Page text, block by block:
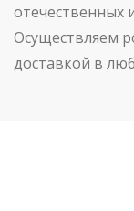
отечественных
Осуществляем
доставкой в